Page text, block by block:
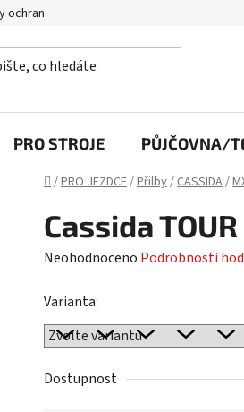
ochrany osobních údajů
PRO STROJE PŮJČOVNA/
Domů
/PRO JEZDCE/Přilby/CASSIDA/
Cassida
Průměrné
produktu
je
0,0
z
Neohodnoceno Podrobnosti
Varianta:
Dostupnost